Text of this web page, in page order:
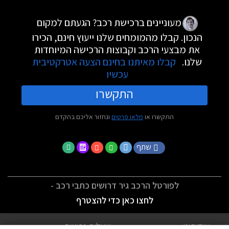
מעוניינים ברכישת רכב? הגעתם למקום
הנכון. קבלו מהמומחים שלנו ייעוץ חינם, הכירו
את מבצעי הרכב וקבוצות הרכישה המיוחדות
שלנו. קבלו מאיתנו בחינם הצעה אטרקטיבית
עכשיו
התקשרו
התקשרו או מלאו פרטים ונחזור אליכם בהקדם
שתף
לפורטל הרכב גיר דרושים כתבי רכב -
לחצו כאן כדי להצטרף
אודותינו שאלות נפוצות